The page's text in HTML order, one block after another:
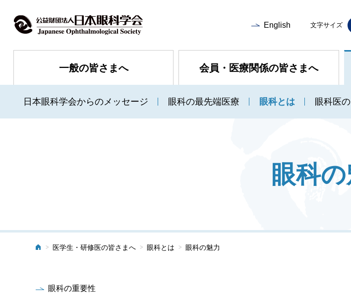
English 文字サイズ
一般の皆さまへ 会員・医療関係の皆さまへ
日本眼科学会からのメッセージ 眼科の最先端医療 眼科とは 眼科医
眼科
ホーム
> 医学生・研修医の皆さまへ > 眼科とは > 眼科の魅力
眼科の重要性